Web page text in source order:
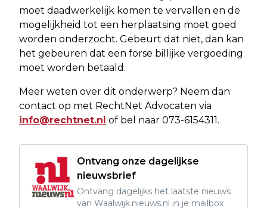
moet daadwerkelijk komen te vervallen en de
mogelijkheid tot een herplaatsing moet goed
worden onderzocht. Gebeurt dat niet, dan kan
het gebeuren dat een forse billijke vergoeding
moet worden betaald.
Meer weten over dit onderwerp? Neem dan
contact op met RechtNet Advocaten via
info@rechtnet.nl of bel naar 073-6154311.
Ontvang onze dagelijkse
nieuwsbrief
Ontvang dagelijks het laatste nieuws
van Waalwijk.nieuws.nl in je mailbox